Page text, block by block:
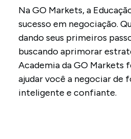
Na GO Markets, a
sucesso em negociação.
dando seus primeiros
buscando aprimorar
Academia da GO Markets
ajudar você a negociar de
inteligente e confiante.